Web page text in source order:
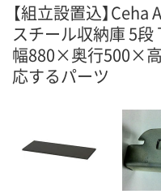
【組立設置込】
スチール収納庫 5段
幅880×奥行500×高
応するパーツ